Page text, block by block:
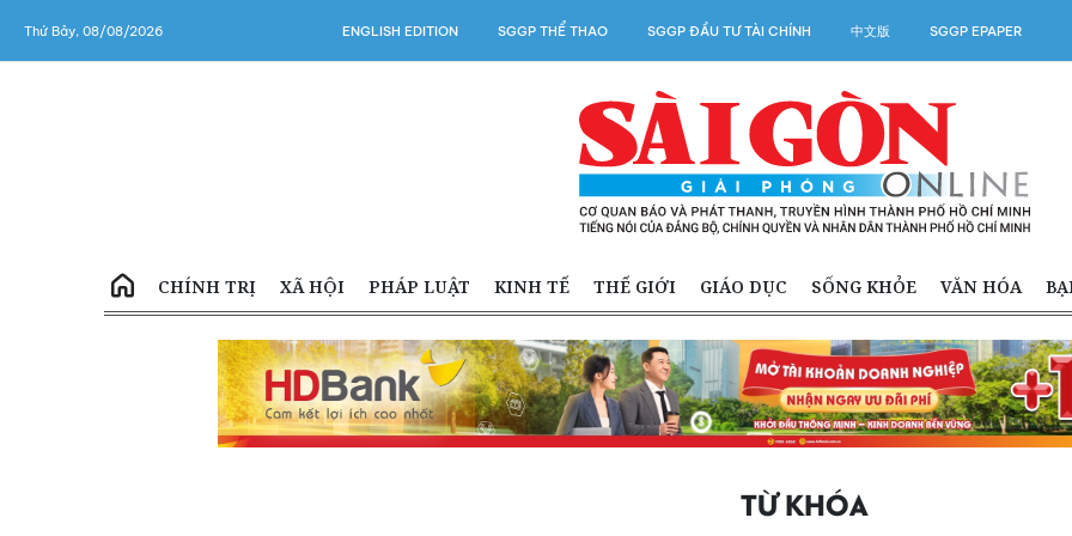
Thứ Bảy, 08/08/2026 ENGLISH EDITION SGGP THỂ THAO SGGP ĐẦU TƯ TÀI CHÍNH 中文版 SGGP EPAPER
CHÍNH TRỊ XÃ HỘI PHÁP LUẬT KINH TẾ THẾ GIỚI GIÁO DỤC SỐNG KHỎE VĂN HÓA
TỪ KHÓA